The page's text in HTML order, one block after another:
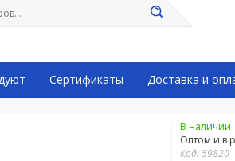
Сертификаты Доставка и
В наличии
Оптом и в
Код:59820